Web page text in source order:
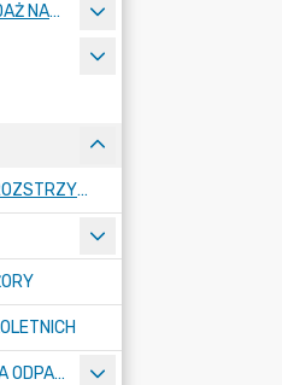
ZEZWOLENIA NA SPRZEDAŻ NAPOJÓW ALKOHOLOWYCH
KONKURSY OFERT - ROZSTRZYGNIĘCIA
ŚRODOWISKO I GOSPODARKA ODPADAMI